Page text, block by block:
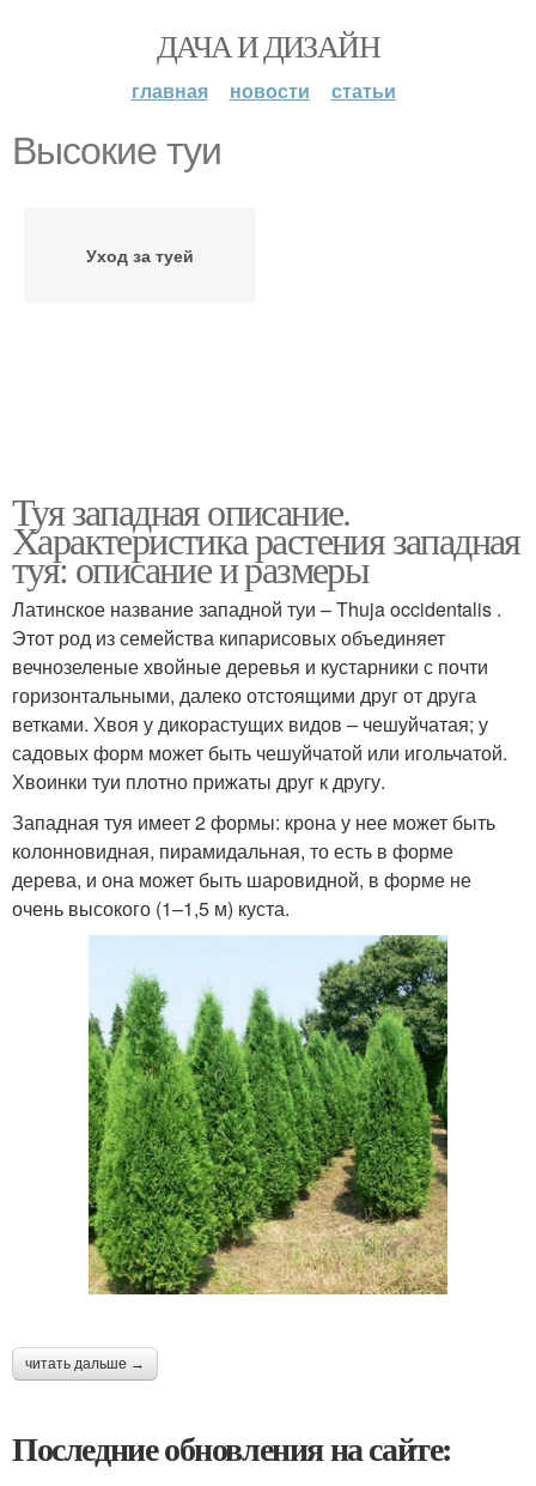
ДАЧА И ДИЗАЙН
главная новости статьи
Высокие туи
Уход за туей
Туя западная описание.
Характеристика растения западная
туя: описание и размеры
Латинское название западной туи – Thuja occidentalis .
Этот род из семейства кипарисовых объединяет
вечнозеленые хвойные деревья и кустарники с почти
горизонтальными, далеко отстоящими друг от друга
ветками. Хвоя у дикорастущих видов – чешуйчатая; у
садовых форм может быть чешуйчатой или игольчатой.
Хвоинки туи плотно прижаты друг к другу.
Западная туя имеет 2 формы: крона у нее может быть
колонновидная, пирамидальная, то есть в форме
дерева, и она может быть шаровидной, в форме не
очень высокого (1–1,5 м) куста.
читать дальше →
Последние обновления на сайте: